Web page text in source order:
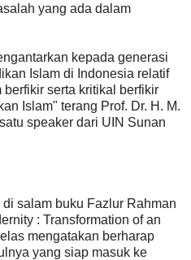
yang ada dalam
kepada generasi
Islam di Indonesia relatif
berfikir serta kritikal berfikir
Islam" terang Prof. Dr. H. M.
speaker dari UIN Sunan
salam buku Fazlur Rahman
: Transformation of an
mengatakan berharap
yang siap masuk ke